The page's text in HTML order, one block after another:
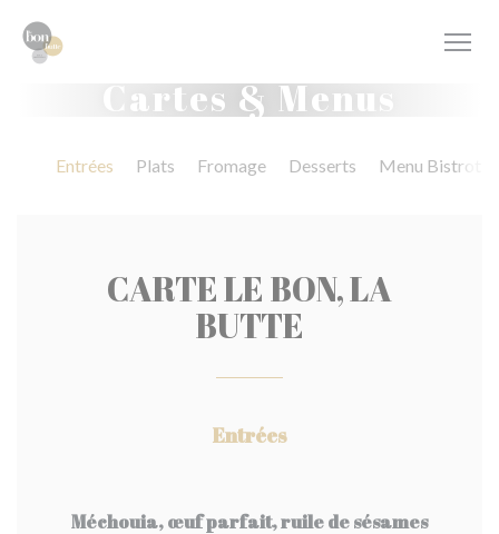
Cartes & Menus
Entrées Plats Fromage Desserts Menu Bistrot
CARTE LE BON, LA
BUTTE
Entrées
Méchouia, œuf parfait, ruile de sésames